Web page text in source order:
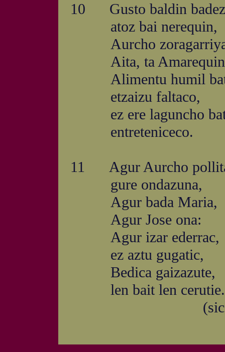
10 Gusto baldin
atoz bai nerequin,
Aurcho
Aita, ta
Alimentu humil
etzaizu faltaco,
ez ere laguncho
entreteniceco.
11 Agur Aurcho
gure ondazuna,
Agur bada Maria,
Agur Jose ona:
Agur izar ederrac,
ez aztu gugatic,
Bedica gaizazute,
len bait len cerutie.